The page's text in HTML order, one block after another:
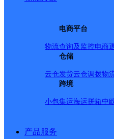
电商平台
物流查询及监控电商
仓储
云仓发货云仓调拨物
跨境
小包集运海运拼箱中
产品服务
所属区域：浙江省-台州市-
网点地址：浙江省临海市
网点负责人：